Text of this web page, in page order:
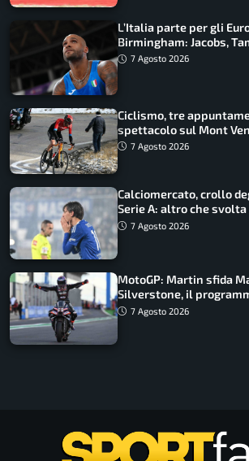
L’Italia parte per gli
Birmingham: Jacobs,
Battocletti guidano una
7 Agosto 2026
Ciclismo, tre
spettacolo sul Mont
come vederli
7 Agosto 2026
Calciomercato, crollo
Serie A: altro che
7 Agosto 2026
MotoGP: Martin sfida
Silverstone, il
7 Agosto 2026